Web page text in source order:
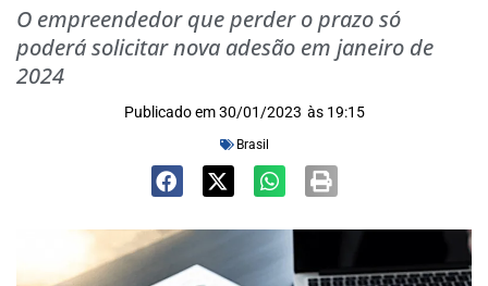
O empreendedor que perder o prazo só
poderá solicitar nova adesão em janeiro de
2024
Publicado em 30/01/2023 às 19:15
Brasil